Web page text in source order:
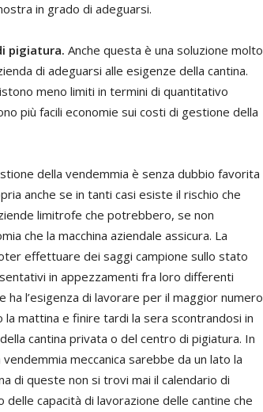
in grado di adeguarsi.
pigiatura. Anche questa è una soluzione molto
di adeguarsi alle esigenze della cantina.
meno limiti in termini di quantitativo
più facili economie sui costi di gestione della
della vendemmia è senza dubbio favorita
anche se in tanti casi esiste il rischio che
limitrofe che potrebbero, se non
che la macchina aziendale assicura. La
effettuare dei saggi campione sullo stato
in appezzamenti fra loro differenti
l’esigenza di lavorare per il maggior numero
mattina e finire tardi la sera scontrandosi in
cantina privata o del centro di pigiatura. In
meccanica sarebbe da un lato la
di queste non si trovi mai il calendario di
capacità di lavorazione delle cantine che